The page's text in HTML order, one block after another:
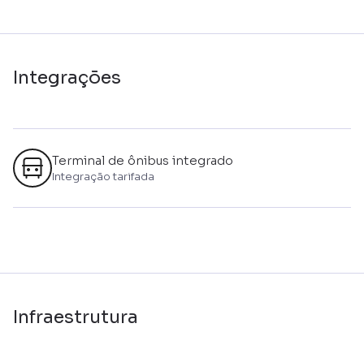
Integrações
Terminal de ônibus integrado
Integração tarifada
Infraestrutura